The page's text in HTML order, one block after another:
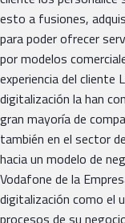
esto a fusiones,
para poder ofrecer
por modelos
experiencia del cliente
digitalización la han
gran mayoría de
también en el sector
hacia un modelo de
Vodafone de la
digitalización como el
procesos de su